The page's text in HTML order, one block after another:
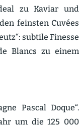
zu Kaviar und
feinsten Cuvées
subtile Finesse
Blancs zu einem
Pascal Doque“.
um die 125 000